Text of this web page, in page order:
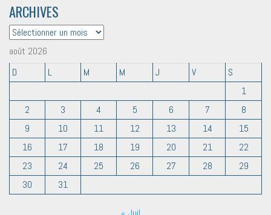
ARCHIVES
ARCHIVES
août 2026
D
L M M J V
S
1
2
3 4 5 6 7
8
9
10 11 12 13 14
15
16
17 18 19 20 21
22
23
24 25 26 27 28
29
30
31